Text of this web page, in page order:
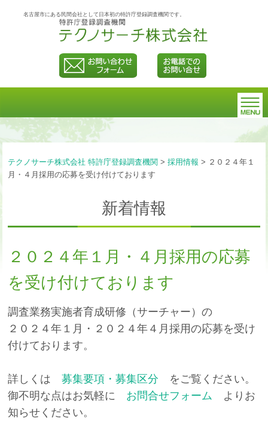
名古屋市にある民間会社として日本初の特許庁登録調査機関です。
テクノサーチ株式会社 特許庁登録調査機関 >採用情報 > ２０２４年１
月・４月採用の応募を受け付けております
新着情報
２０２４年１月・４月採用の応募
を受け付けております
調査業務実施者育成研修（サーチャー）の
２０２４年１月・２０２４年４月採用の応募を受け
付けております。
詳しくは募集要項・募集区分 をご覧ください。
御不明な点はお気軽に お問合せフォーム
よりお
知らせください。